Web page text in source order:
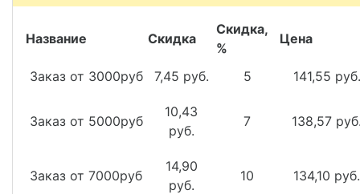
Название Скидка
Скидка,
%
Цена
Заказ от 3000руб 7,45 руб. 5 141,55 руб.
Заказ от 5000руб
10,43
руб.
7 138,57
Заказ от 7000руб
14,90
руб.
10 134,10 руб.